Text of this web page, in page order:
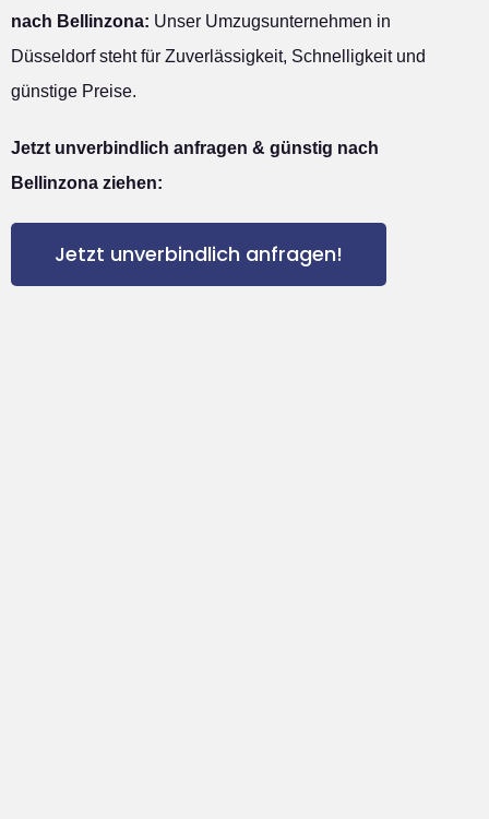
nach Bellinzona: Unser Umzugsunternehmen in
Düsseldorf steht für Zuverlässigkeit, Schnelligkeit und
günstige Preise.
Jetzt unverbindlich anfragen & günstig nach
Bellinzona ziehen:
Jetzt unverbindlich anfragen!